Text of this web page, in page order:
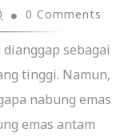
0 Comments
sebagai
tinggi. Namun,
nabung emas
emas antam